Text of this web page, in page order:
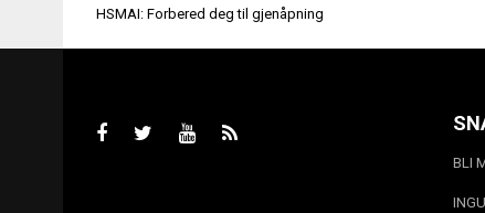
Innleggsnavigasjon
HSMAI: Forbered deg til gjenåpning
BLI